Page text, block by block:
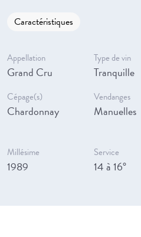
Caractéristiques
Appellation
Grand Cru
Type de vin
Tranquille
Cépage(s)
Chardonnay
Vendanges
Manuelles
Millésime
1989
Service
14 à 16°